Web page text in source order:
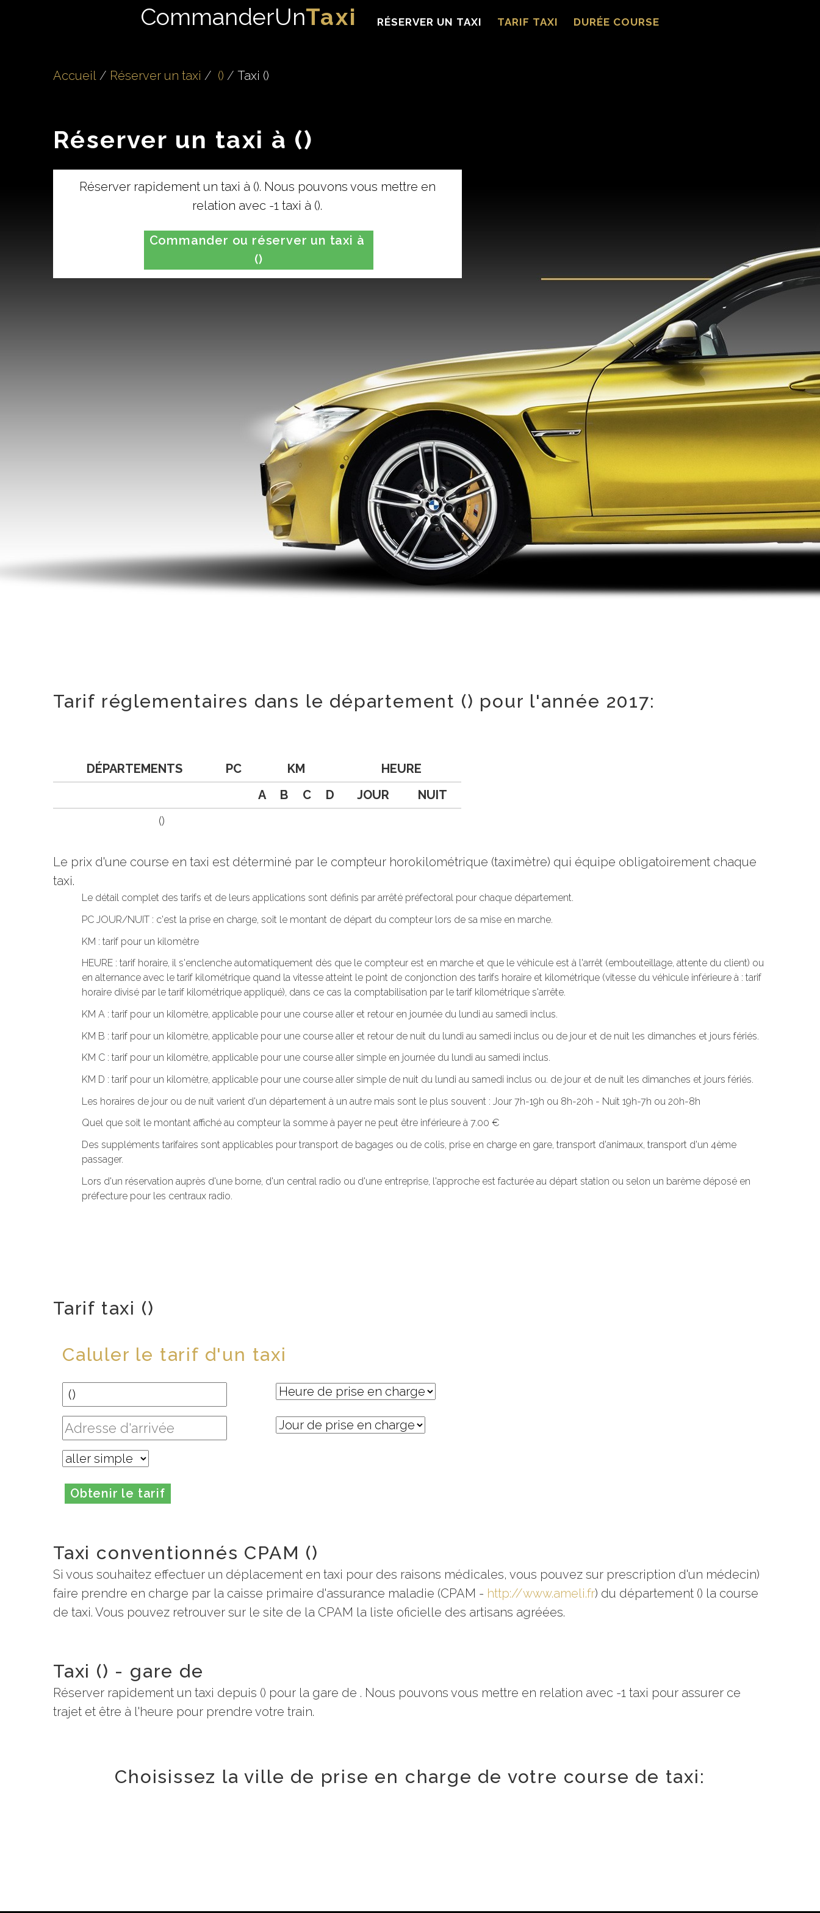
CommanderUnTaxi RÉSERVER UN TAXI TARIF TAXI DURÉE COURSE
Accueil Réserver un taxi () Taxi ()
Réserver un taxi à ()
Réserver rapidement un taxi à (). Nous pouvons vous mettre en
relation avec -1 taxi à ().
Commander ou réserver un taxi à
()
Tarif réglementaires dans le département () pour l'année 2017:
DÉPARTEMENTS PC KM
HEURE
A
B C D JOUR
NUIT
()
Le prix d'une course en taxi est déterminé par le compteur horokilométrique (taximètre) qui équipe obligatoirement chaque
taxi.
Le détail complet des tarifs et de leurs applications sont définis par arrêté préfectoral pour chaque département.
PC JOUR/NUIT : c'est la prise en charge, soit le montant de départ du compteur lors de sa mise en marche.
KM : tarif pour un kilomètre
HEURE : tarif horaire, il s'enclenche automatiquement dès que le compteur est en marche et que le véhicule est à l'arrêt (embouteillage, attente du client) ou
en alternance avec le tarif kilométrique quand la vitesse atteint le point de conjonction des tarifs horaire et kilométrique (vitesse du véhicule inférieure à : tarif
horaire divisé par le tarif kilométrique appliqué), dans ce cas la comptabilisation par le tarif kilométrique s'arrête.
KM A : tarif pour un kilomètre, applicable pour une course aller et retour en journée du lundi au samedi inclus.
KM B : tarif pour un kilomètre, applicable pour une course aller et retour de nuit du lundi au samedi inclus ou de jour et de nuit les dimanches et jours fériés.
KM C : tarif pour un kilomètre, applicable pour une course aller simple en journée du lundi au samedi inclus.
KM D : tarif pour un kilomètre, applicable pour une course aller simple de nuit du lundi au samedi inclus ou. de jour et de nuit les dimanches et jours fériés.
Les horaires de jour ou de nuit varient d'un département à un autre mais sont le plus souvent : Jour 7h-19h ou 8h-20h - Nuit 19h-7h ou 20h-8h
Quel que soit le montant affiché au compteur la somme à payer ne peut être inférieure à 7.00 €
Des suppléments tarifaires sont applicables pour transport de bagages ou de colis, prise en charge en gare, transport d'animaux, transport d'un 4ème
passager.
Lors d'un réservation auprès d'une borne, d'un central radio ou d'une entreprise, l'approche est facturée au départ station ou selon un barème déposé en
préfecture pour les centraux radio.
Tarif taxi ()
Caluler le tarif d'un taxi
Obtenir le tarif
Taxi conventionnés CPAM ()
Si vous souhaitez effectuer un déplacement en taxi pour des raisons médicales, vous pouvez sur prescription d'un médecin)
faire prendre en charge par la caisse primaire d'assurance maladie (CPAM - http://www.ameli.fr) du département () la course
de taxi. Vous pouvez retrouver sur le site de la CPAM la liste oficielle des artisans agréées.
Taxi () - gare de
Réserver rapidement un taxi depuis () pour la gare de . Nous pouvons vous mettre en relation avec -1 taxi pour assurer ce
trajet et être à l'heure pour prendre votre train.
Choisissez la ville de prise en charge de votre course de taxi: